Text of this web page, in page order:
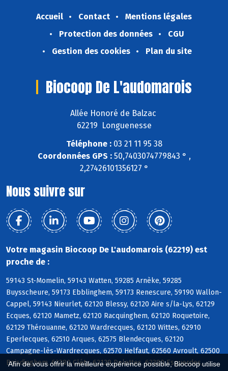
Afin de vous offrir la meilleure expérience possible, Biocoop utilise
Accueil Contact
Mentions légales
Protection des données
CGU
Gestion des cookies
Plan du site
Biocoop De L'audomarois
Allée Honoré de Balzac
62219 Longuenesse
Téléphone :03 21 11 95 38
Coordonnées GPS :50,7403074779843 ° ,
2,27426101356127 °
Nous suivre sur
Votre magasin Biocoop De L'audomarois (62219) est
proche de :
59143 St-Momelin, 59143 Watten, 59285 Arnèke, 59285
Buysscheure, 59173 Ebblinghem, 59173 Renescure, 59190 Wallon-
Cappel, 59143 Nieurlet, 62120 Blessy, 62120 Aire s/la-Lys, 62129
Ecques, 62120 Mametz, 62120 Racquinghem, 62120 Roquetoire,
62129 Thérouanne, 62120 Wardrecques, 62120 Wittes, 62910
Eperlecques, 62510 Arques, 62575 Blendecques, 62120
Campagne-lès-Wardrecques, 62570 Helfaut, 62560 Avroult, 62500
Boisdinghem, 62380 Cléty, 62129 Delettes, 62380 Esquerdes,